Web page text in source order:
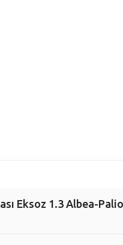
Eksoz 1.3 Albea-